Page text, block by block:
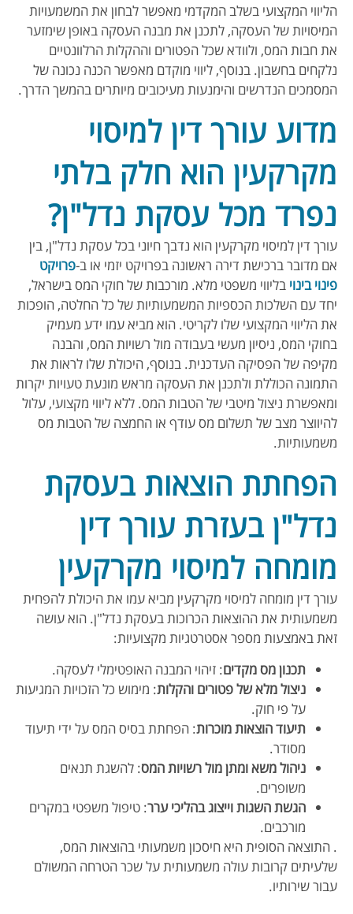
הליווי המקצועי בשלב המקדמי מאפשר לבחון את המשמעויות
המיסויות של העסקה, לתכנן את מבנה העסקה באופן שימזער
את חבות המס, ולוודא שכל הפטורים וההקלות הרלוונטיים
נלקחים בחשבון. בנוסף, ליווי מוקדם מאפשר הכנה נכונה של
המסמכים הנדרשים והימנעות מעיכובים מיותרים בהמשך הדרך.
מדוע עורך דין למיסוי
מקרקעין הוא חלק בלתי
נפרד מכל עסקת נדל"ן?
עורך דין למיסוי מקרקעין הוא נדבך חיוני בכל עסקת נדל"ן, בין
אם מדובר ברכישת דירה ראשונה בפרויקט יזמי או ב-פרויקט
פינוי בינוי בליווי משפטי מלא. מורכבות של חוקי המס בישראל,
יחד עם השלכות הכספיות המשמעותיות של כל החלטה, הופכות
את הליווי המקצועי שלו לקריטי. הוא מביא עמו ידע מעמיק
בחוקי המס, ניסיון מעשי בעבודה מול רשויות המס, והבנה
מקיפה של הפסיקה העדכנית. בנוסף, היכולת שלו לראות את
התמונה הכוללת ולתכנן את העסקה מראש מונעת טעויות יקרות
ומאפשרת ניצול מיטבי של הטבות המס. ללא ליווי מקצועי, עלול
להיווצר מצב של תשלום מס עודף או החמצה של הטבות מס
משמעותיות.
הפחתת הוצאות בעסקת
נדל"ן בעזרת עורך דין
מומחה למיסוי מקרקעין
עורך דין מומחה למיסוי מקרקעין מביא עמו את היכולת להפחית
משמעותית את ההוצאות הכרוכות בעסקת נדל"ן. הוא עושה
זאת באמצעות מספר אסטרטגיות מקצועיות:
תכנון מס מקדים: זיהוי המבנה האופטימלי לעסקה.
ניצול מלא של פטורים והקלות: מימוש כל הזכויות המגיעות
על פי חוק.
תיעוד הוצאות מוכרות: הפחתת בסיס המס על ידי תיעוד
מסודר.
ניהול משא ומתן מול רשויות המס: להשגת תנאים
משופרים.
הגשת השגות וייצוג בהליכי ערר: טיפול משפטי במקרים
מורכבים.
. התוצאה הסופית היא חיסכון משמעותי בהוצאות המס,
שלעיתים קרובות עולה משמעותית על שכר הטרחה המשולם
עבור שירותיו.